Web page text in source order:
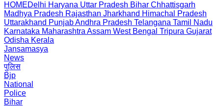
HOMEDelhi Haryana Uttar Pradesh Bihar Chhattisgarh
Madhya Pradesh Rajasthan Jharkhand Himachal Pradesh
Uttarakhand PunjabAndhra Pradesh Telangana Tamil Nadu
Karnataka Maharashtra Assam West Bengal Tripura Gujarat
Odisha Kerala
Jansamasya
News
पुलिस
Bjp
National
Police
Bihar